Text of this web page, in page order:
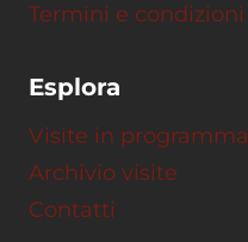
Termini e condizioni
Esplora
Visite in programma
Archivio visite
Contatti